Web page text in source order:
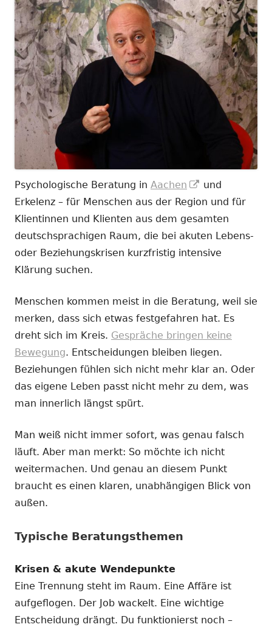
Psychologische Beratung in Aachen
In
neuem
Fenster
öffnen
und
Erkelenz – für Menschen aus der Region und für
Klientinnen und Klienten aus dem gesamten
deutschsprachigen Raum, die bei akuten Lebens-
oder Beziehungskrisen kurzfristig intensive
Klärung suchen.
Menschen kommen meist in die Beratung, weil sie
merken, dass sich etwas festgefahren hat. Es
dreht sich im Kreis. Gespräche bringen keine
Bewegung. Entscheidungen bleiben liegen.
Beziehungen fühlen sich nicht mehr klar an. Oder
das eigene Leben passt nicht mehr zu dem, was
man innerlich längst spürt.
Man weiß nicht immer sofort, was genau falsch
läuft. Aber man merkt: So möchte ich nicht
weitermachen. Und genau an diesem Punkt
braucht es einen klaren, unabhängigen Blick von
außen.
Typische Beratungsthemen
Krisen & akute Wendepunkte
Eine Trennung steht im Raum. Eine Affäre ist
aufgeflogen. Der Job wackelt. Eine wichtige
Entscheidung drängt. Du funktionierst noch –